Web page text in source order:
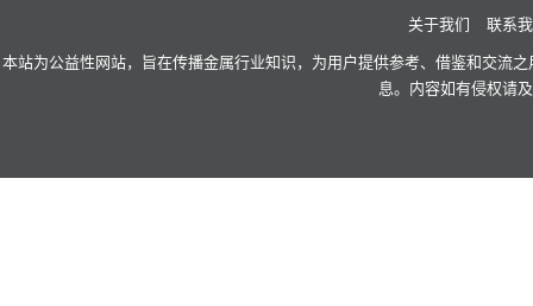
关于我们 联系
本站为公益性网站，旨在传播金属行业知识，为用户提供参考、借鉴和交流
息。内容如有侵权请